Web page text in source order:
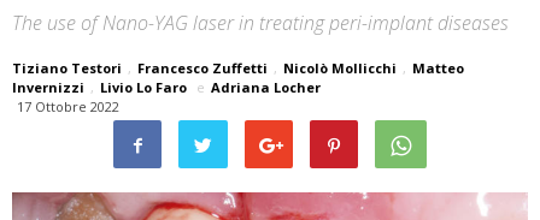
The use of Nano-YAG laser in treating peri-implant diseases
Tiziano Testori , Francesco Zuffetti , Nicolò Mollicchi , Matteo
Invernizzi , Livio Lo Faro e Adriana Locher
17 Ottobre 2022